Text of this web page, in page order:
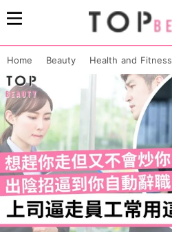
Home Beauty Health and Fitness